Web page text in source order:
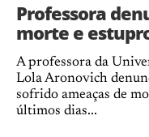
Professora
morte e
A professora da
Lola Aronovich
sofrido ameaças de
últimos dias...